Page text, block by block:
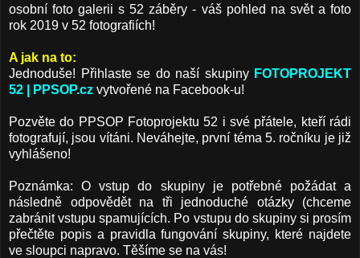
osobní foto galerii s 52 záběry - váš pohled na svět a foto
rok 2019 v 52 fotografiích!
A jak na to:
Jednoduše! Přihlaste se do naší skupiny FOTOPROJEKT
52 | PPSOP.cz vytvořené na Facebook-u!
Pozvěte do PPSOP Fotoprojektu 52 i své přátele, kteří rádi
fotografují, jsou vítáni. Neváhejte, první téma 5. ročníku je již
vyhlášeno!
Poznámka: O vstup do skupiny je potřebné požádat a
následně odpovědět na tři jednoduché otázky (chceme
zabránit vstupu spamujících. Po vstupu do skupiny si prosím
přečtěte popis a pravidla fungování skupiny, které najdete
ve sloupci napravo. Těšíme se na vás!